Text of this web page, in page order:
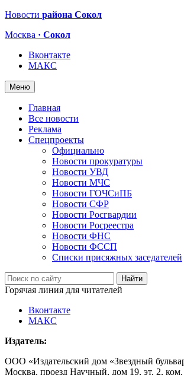
Новости района Сокол
Москва · Сокол
Вконтакте
МАКС
Меню
Главная
Все новости
Реклама
Спецпроекты
Официально
Новости прокуратуры
Новости УВД
Новости МЧС
Новости ГОЧСиПБ
Новости СФР
Новости Росгвардии
Новости Росреестра
Новости ФНС
Новости ФССП
Списки присяжных заседателей
Горячая линия для читателей
Вконтакте
МАКС
Издатель:
ООО «Издательский дом «Звездный
Москва, проезд Научный, дом 19, эт. 2,